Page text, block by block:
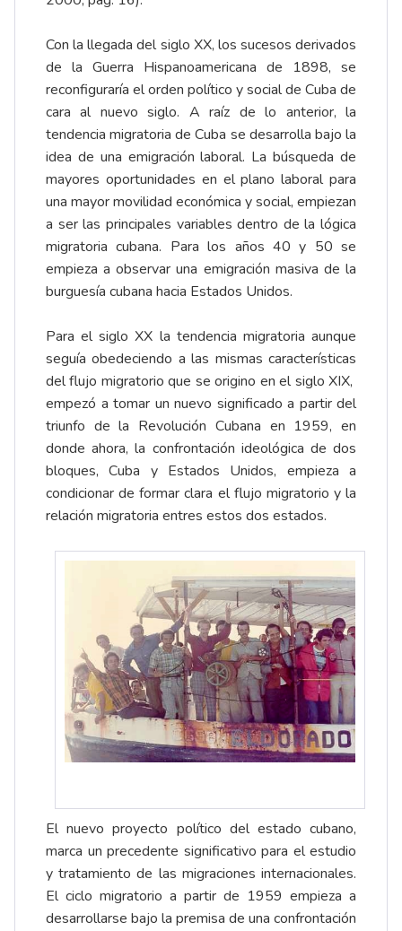
Con la llegada del siglo XX, los sucesos derivados
de la Guerra Hispanoamericana de 1898, se
reconfiguraría el orden político y social de Cuba de
cara al nuevo siglo. A raíz de lo anterior, la
tendencia migratoria de Cuba se desarrolla bajo la
idea de una emigración laboral. La búsqueda de
mayores oportunidades en el plano laboral para
una mayor movilidad económica y social, empiezan
a ser las principales variables dentro de la lógica
migratoria cubana. Para los años 40 y 50 se
empieza a observar una emigración masiva de la
burguesía cubana hacia Estados Unidos.
Para el siglo XX la tendencia migratoria aunque
seguía obedeciendo a las mismas características
del flujo migratorio que se origino en el siglo XIX,
empezó a tomar un nuevo significado a partir del
triunfo de la Revolución Cubana en 1959, en
donde ahora, la confrontación ideológica de dos
bloques, Cuba y Estados Unidos, empieza a
condicionar de formar clara el flujo migratorio y la
relación migratoria entres estos dos estados.
El nuevo proyecto político del estado cubano,
marca un precedente significativo para el estudio
y tratamiento de las migraciones internacionales.
El ciclo migratorio a partir de 1959 empieza a
desarrollarse bajo la premisa de una confrontación